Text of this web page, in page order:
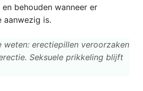
behouden wanneer er
aanwezig is.
weten: erectiepillen veroorzaken
Seksuele prikkeling blijft